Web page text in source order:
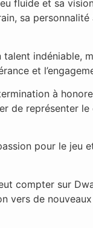
fluide et sa
sa
indéniable,
et
à
de représenter
pour le jeu
compter sur
vers de